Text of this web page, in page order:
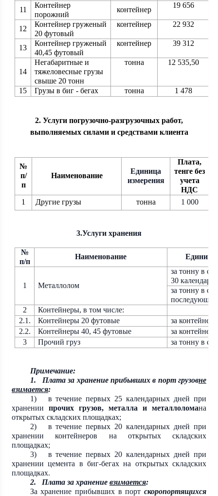
11
Контейнер
порожний
контейнер
19 656
12
Контейнер груженый
20 футовый
контейнер 22 932
13
Контейнер груженый
40,45 футовый
контейнер 39 312
14
Негабаритные и
тяжеловесные грузы
свыше 20 тонн
тонна 12 535,50
15 Грузы вбиг - бегах тонна 1 478
2. Услуги погрузочно-разгрузочных работ,
выполняемых силами и средствами клиента
№
п/
п
Наименование
Единица
измерения
Плата,
тенге без
учета
НДС
1
Другие грузы тонна 1 000
3.Услуги хранения
№
п/п
Наименование Единица
1 Металлолом
за тонну в
30
за тонну в
последующие
2
Контейнеры, в том числе:
2.1. Контейнеры 20 футовые
за контейнер
2.2.
Контейнеры 40, 45 футовые
за контейнер
3
Прочий груз за тонну в
Примечание:
1. Плата за хранение прибывших в порт грузовне
взимается:
1) в течение первых 25 календарных дней при
хранении прочих грузов, металла и металлоломана
открытых складских площадках;
2) в течение первых 20 календарных дней при
хранении контейнеров на открытых складских
площадках;
3) в течение первых 20 календарных дней при
хранении цемента в биг-бегах на открытых складских
площадках.
2. Плата за хранение взимается:
За хранение прибывших в порт скоропортящихся